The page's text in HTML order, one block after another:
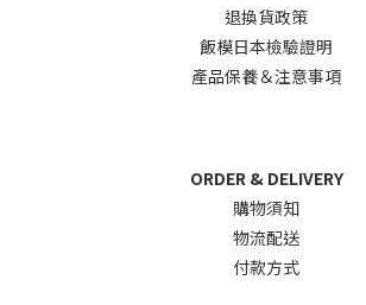
退換貨政策
飯模日本檢驗證明
產品保養＆注意事項
ORDER & DELIVERY
購物須知
物流配送
付款方式